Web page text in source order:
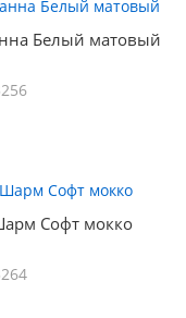
Белый матовый
Софт мокко